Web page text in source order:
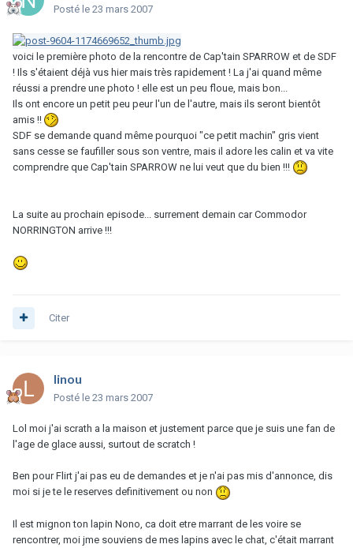
Posté le 23 mars 2007
voici le première photo de la rencontre de Cap'tain SPARROW et de SDF
! Ils s'étaient déjà vus hier mais très rapidement ! La j'ai quand même
réussi a prendre une photo ! elle est un peu floue, mais bon...
Ils ont encore un petit peu peur l'un de l'autre, mais ils seront bientôt
amis !!
SDF se demande quand même pourquoi "ce petit machin" gris vient
sans cesse se faufiller sous son ventre, mais il adore les calin et va vite
comprendre que Cap'tain SPARROW ne lui veut que du bien !!!
La suite au prochain episode... surrement demain car Commodor
NORRINGTON arrive !!!
Citer
linou
Posté le 23 mars 2007
Lol moi j'ai scrath a la maison et justement parce que je suis une fan de
l'age de glace aussi, surtout de scratch !
Ben pour Flirt j'ai pas eu de demandes et je n'ai pas mis d'annonce, dis
moi si je te le reserves definitivement ou non
Il est mignon ton lapin Nono, ca doit etre marrant de les voire se
rencontrer, moi jme souviens de mes lapins avec le chat, c'était marrant